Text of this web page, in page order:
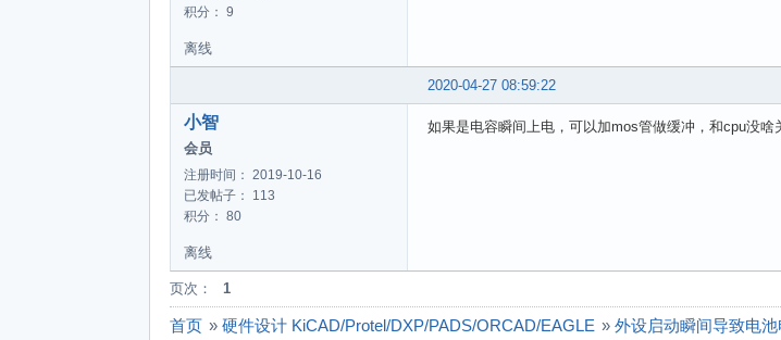
积分： 9
离线
2020-04-27 08:59:22
小智
会员
注册时间： 2019-10-16
已发帖子： 113
积分： 80
如果是电容瞬间上电，可以加mos管做缓冲，和cpu没啥
离线
页次： 1
首页 » 硬件设计 KiCAD/Protel/DXP/PADS/ORCAD/EAGLE » 外设启动瞬间导致电